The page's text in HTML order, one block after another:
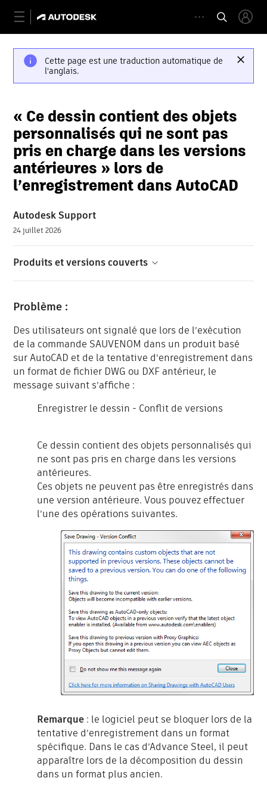
Cette page est une traduction automatique de
l'anglais.
« Ce dessin contient des objets
personnalisés qui ne sont pas
pris en charge dans les versions
antérieures » lors de
l’enregistrement dans AutoCAD
Autodesk Support
24 juillet 2026
Produits et versions couverts
Problème :
Des utilisateurs ont signalé que lors de l’exécution
de la commande SAUVENOM dans un produit basé
sur AutoCAD et de la tentative d’enregistrement dans
un format de fichier DWG ou DXF antérieur, le
message suivant s’affiche :
Enregistrer le dessin - Conflit de versions
Ce dessin contient des objets personnalisés qui
ne sont pas pris en charge dans les versions
antérieures.
Ces objets ne peuvent pas être enregistrés dans
une version antérieure. Vous pouvez effectuer
l’une des opérations suivantes.
Remarque : le logiciel peut se bloquer lors de la
tentative d’enregistrement dans un format
spécifique. Dans le cas d’Advance Steel, il peut
apparaître lors de la décomposition du dessin
dans un format plus ancien.